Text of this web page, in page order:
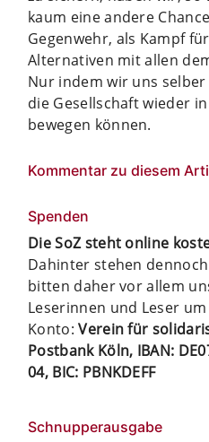
kaum eine andere
Gegenwehr, als Kampf
Alternativen mit allen
Nur indem wir uns
die Gesellschaft wieder
bewegen können.
Kommentar zu diesem
Spenden
Die SoZ steht online
Dahinter stehen
bitten daher vor allem
Leserinnen und Leser
Konto:Verein für
Postbank Köln, IBAN:
04, BIC: PBNKDEFF
Schnupperausgabe